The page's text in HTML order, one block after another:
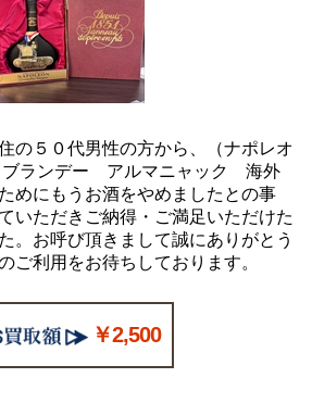
の５０代男性の方から、（ナポレオ
ランデー アルマニャック 海外
めにもうお酒をやめましたとの事
いただきご納得・ご満足いただけた
。お呼び頂きまして誠にありがとう
ご利用をお待ちしております。
￥2,500